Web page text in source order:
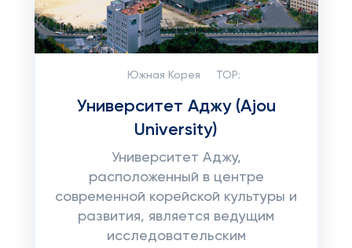
Южная Корея TOP:
Университет Аджу (Ajou
University)
Университет Аджу,
расположенный в центре
современной корейской культуры и
развития, является ведущим
исследовательским